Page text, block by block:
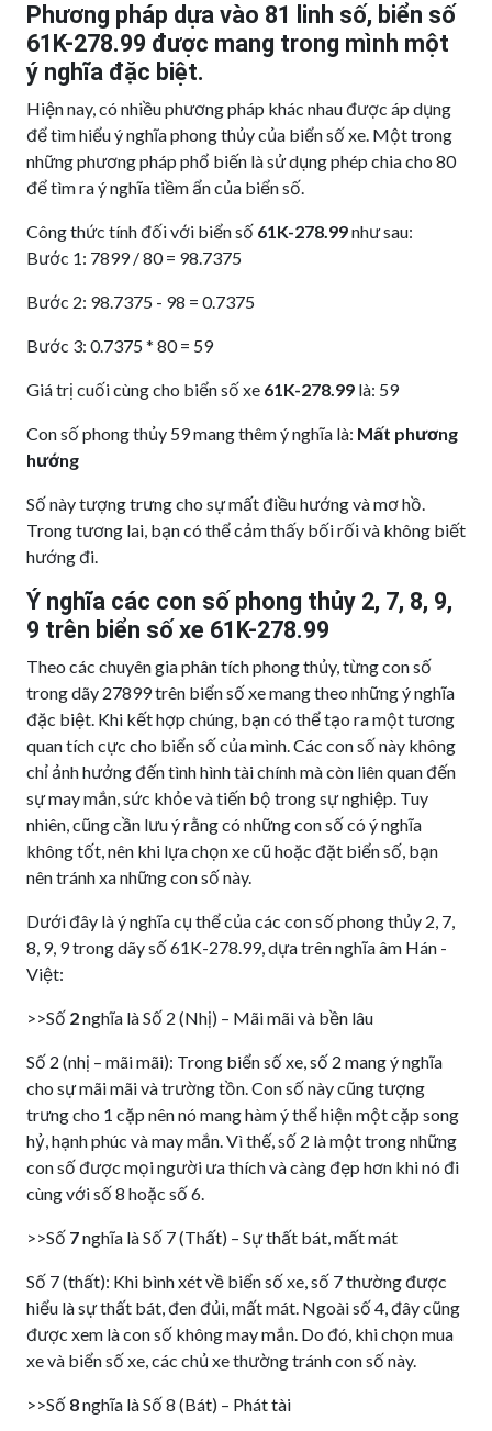
Phương pháp dựa vào 81 linh số, biển số
61K-278.99 được mang trong mình một
ý nghĩa đặc biệt.
Hiện nay, có nhiều phương pháp khác nhau được áp dụng
để tìm hiểu ý nghĩa phong thủy của biển số xe. Một trong
những phương pháp phổ biến là sử dụng phép chia cho 80
để tìm ra ý nghĩa tiềm ẩn của biển số.
Công thức tính đối với biển số 61K-278.99như sau:
Bước 1: 7899 / 80 = 98.7375
Bước 2: 98.7375 - 98 = 0.7375
Bước 3: 0.7375 * 80 = 59
Giá trị cuối cùng cho biển số xe 61K-278.99 là: 59
Con số phong thủy 59 mang thêm ý nghĩa là: Mất phương
hướng
Số này tượng trưng cho sự mất điều hướng và mơ hồ.
Trong tương lai, bạn có thể cảm thấy bối rối và không biết
hướng đi.
Ý nghĩa các con số phong thủy 2, 7, 8, 9,
9 trên biển số xe 61K-278.99
Theo các chuyên gia phân tích phong thủy, từng con số
trong dãy 27899 trên biển số xe mang theo những ý nghĩa
đặc biệt. Khi kết hợp chúng, bạn có thể tạo ra một tương
quan tích cực cho biển số của mình. Các con số này không
chỉ ảnh hưởng đến tình hình tài chính mà còn liên quan đến
sự may mắn, sức khỏe và tiến bộ trong sự nghiệp. Tuy
nhiên, cũng cần lưu ý rằng có những con số có ý nghĩa
không tốt, nên khi lựa chọn xe cũ hoặc đặt biển số, bạn
nên tránh xa những con số này.
Dưới đây là ý nghĩa cụ thể của các con số phong thủy 2, 7,
8, 9, 9 trong dãy số 61K-278.99, dựa trên nghĩa âm Hán -
Việt:
>>Số 2nghĩa là Số 2 (Nhị) – Mãi mãi và bền lâu
Số 2 (nhị – mãi mãi): Trong biển số xe, số 2 mang ý nghĩa
cho sự mãi mãi và trường tồn. Con số này cũng tượng
trưng cho 1 cặp nên nó mang hàm ý thể hiện một cặp song
hỷ, hạnh phúc và may mắn. Vì thế, số 2 là một trong những
con số được mọi người ưa thích và càng đẹp hơn khi nó đi
cùng với số 8 hoặc số 6.
>>Số 7nghĩa là Số 7 (Thất) – Sự thất bát, mất mát
Số 7 (thất): Khi bình xét về biển số xe, số 7 thường được
hiểu là sự thất bát, đen đủi, mất mát. Ngoài số 4, đây cũng
được xem là con số không may mắn. Do đó, khi chọn mua
xe và biển số xe, các chủ xe thường tránh con số này.
>>Số 8nghĩa là Số 8 (Bát) – Phát tài